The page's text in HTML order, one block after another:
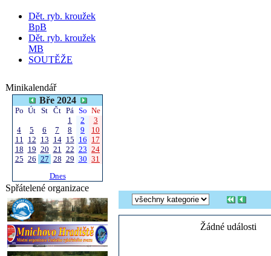
Dět. ryb. kroužek
BpB
Dět. ryb. kroužek
MB
SOUTĚŽE
Minikalendář
Bře 2024
Po Út St Čt Pá So Ne
1
2
3
4
5 6 7 8 9
10
11 12 13 14 15 16 17
18 19 20 21 22 23 24
25 26 27 28 29 30 31
Dnes
Spřátelené organizace
Žádné události